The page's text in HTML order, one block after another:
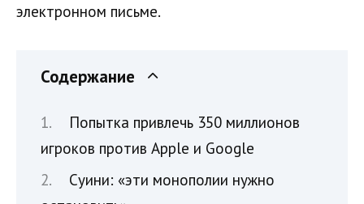
электронном письме.
Содержание
Попытка привлечь 350 миллионов
игроков против Apple и Google
Суини: «эти монополии нужно